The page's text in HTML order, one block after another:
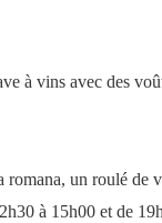
à vins avec des
un roulé de
à 15h00 et de